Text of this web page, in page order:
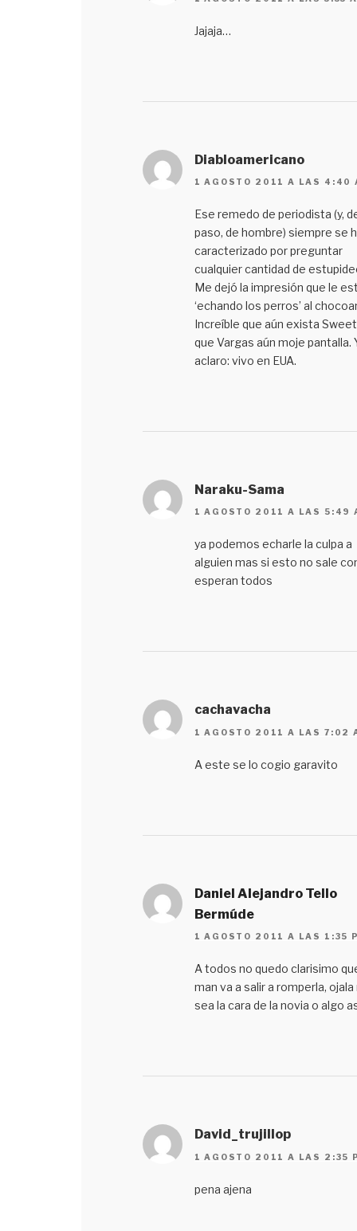
Jajaja…
Diabloamericano
1 AGOSTO 2011 A LAS 4:40
Ese remedo de periodista (y,
paso, de hombre) siempre se
caracterizado por preguntar
cualquier cantidad de
Me dejó la impresión que le
‘echando los perros’ al
Increíble que aún exista
que Vargas aún moje pantalla.
aclaro: vivo en EUA.
Naraku-Sama
1 AGOSTO 2011 A LAS 5:49
ya podemos echarle la culpa a
alguien mas si esto no sale
esperan todos
cachavacha
1 AGOSTO 2011 A LAS 7:02
A este se lo cogio garavito
Daniel Alejandro Tello
Bermúde
1 AGOSTO 2011 A LAS 1:35
A todos no quedo clarisimo
man va a salir a romperla, ojala
sea la cara de la novia o algo
David_trujillop
1 AGOSTO 2011 A LAS 2:35
pena ajena